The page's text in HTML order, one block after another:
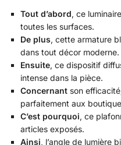
Tout d’abord, ce
toutes les surfaces.
De plus, cette armature
dans tout décor moderne.
Ensuite, ce dispositif
intense dans la pièce.
Concernant son
parfaitement aux
C’est pourquoi, ce
articles exposés.
Ainsi, l’angle de lumière